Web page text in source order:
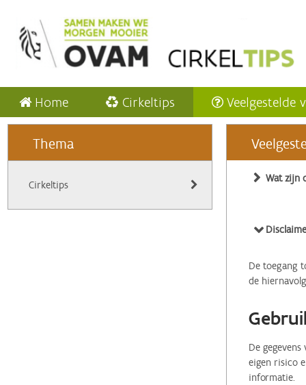
Home Cirkeltips Veelgestelde
Thema
Cirkeltips
Wat zijn
De toegang
de
De
eigen risico
informatie.